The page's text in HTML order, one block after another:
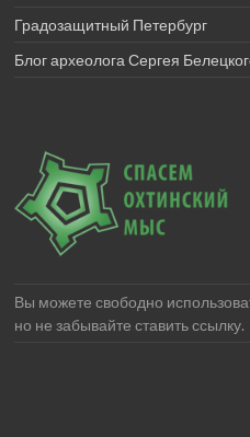
Градозащитный Петербург
Блог археолога Сергея
Вы можете свободно
но не забывайте ставить ссылку.